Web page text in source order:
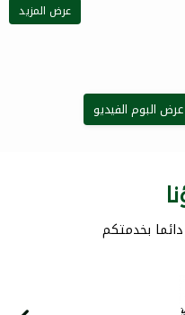
عرض المزيد
عرض البوم الفيديو
بخدمتكم